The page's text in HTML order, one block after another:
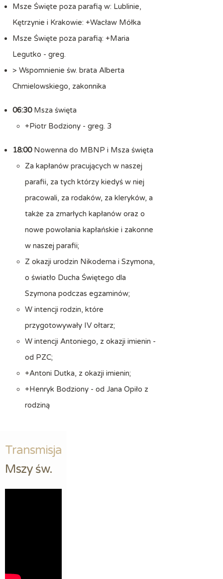
Msze Święte poza parafią w: Lublinie,
Kętrzynie i Krakowie: +Wacław Mółka
Msze Święte poza parafią: +Maria
Legutko - greg.
> Wspomnienie św. brata Alberta
Chmielowskiego, zakonnika
06:30 Msza święta
+Piotr Bodziony - greg. 3
18:00 Nowenna do MBNP i Msza święta
Za kapłanów pracujących w naszej
parafii, za tych którzy kiedyś w niej
pracowali, za rodaków, za kleryków, a
także za zmarłych kapłanów oraz o
nowe powołania kapłańskie i zakonne
w naszej parafii;
Z okazji urodzin Nikodema i Szymona,
o światło Ducha Świętego dla
Szymona podczas egzaminów;
W intencji rodzin, które
przygotowywały IV ołtarz;
W intencji Antoniego, z okazji imienin -
od PZC;
+Antoni Dutka, z okazji imienin;
+Henryk Bodziony - od Jana Opiło z
rodziną
Transmisja
Mszy św.